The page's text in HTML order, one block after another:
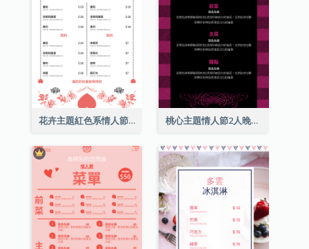
花卉主題紅色系情人節菜單 桃心主題情人節2人晚餐菜單